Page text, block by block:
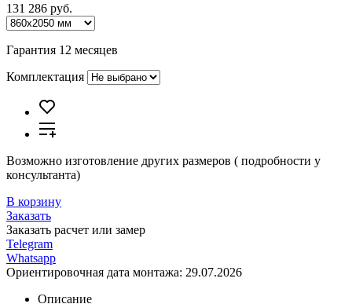
131 286 руб.
Гарантия 12 месяцев
Комплектация
Возможно изготовление других размеров ( подробности у
консультанта)
В корзину
Заказать
Заказать расчет или замер
Telegram
Whatsapp
Ориентировочная дата монтажа: 29.07.2026
Описание